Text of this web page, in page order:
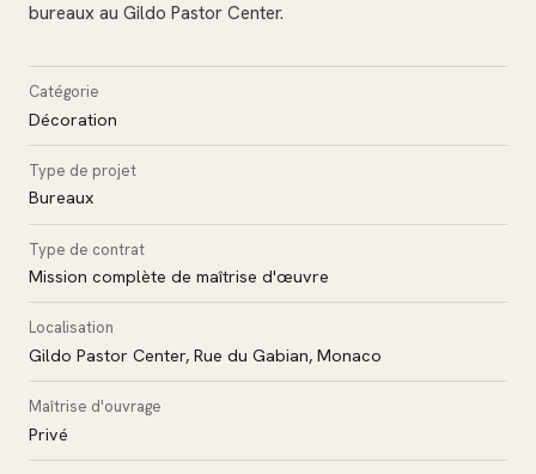
bureaux au Gildo Pastor Center.
Catégorie
Décoration
Type de projet
Bureaux
Type de contrat
Mission complète de maîtrise d'œuvre
Localisation
Gildo Pastor Center, Rue du Gabian, Monaco
Maîtrise d'ouvrage
Privé